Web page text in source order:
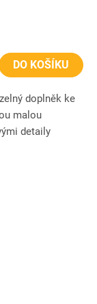
DO KOŠÍKU
doplněk ke
malou
detaily